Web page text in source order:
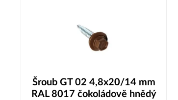
Šroub GT 02 4,8x20/14 mm
RAL 8017 čokoládově hnědý